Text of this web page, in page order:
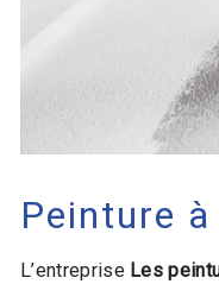
Peinture
L’entreprise Les